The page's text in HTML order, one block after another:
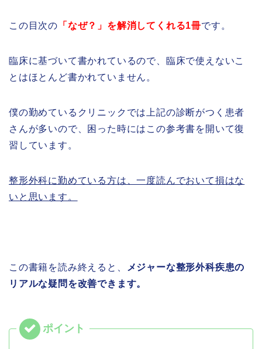
この目次の 「なぜ？」を解消してくれる1冊です。
臨床に基づいて書かれているので、臨床で使えないこ
とはほとんど書かれていません。
僕の勤めているクリニックでは上記の診断がつく患者
さんが多いので、困った時にはこの参考書を開いて復
習しています。
整形外科に勤めている方は、一度読んでおいて損はな
いと思います。
この書籍を読み終えると、 メジャーな整形外科疾患の
リアルな疑問を改善できます。